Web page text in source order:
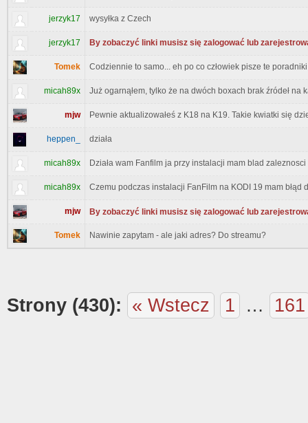
jerzyk17 wysyłka z Czech
jerzyk17 By zobaczyć linki musisz się zalogować lub
Tomek Codziennie to samo... eh po co człowiek pisze te
micah89x Już ogarnąłem, tylko że na dwóch boxach brak źródeł na
mjw Pewnie aktualizowałeś z K18 na K19. Takie kwiatki się
heppen_ działa
micah89x Działa wam Fanfilm ja przy instalacji mam blad
micah89x Czemu podczas instalacji FanFilm na KODI 19 mam błąd
mjw By zobaczyć linki musisz się zalogować lub
Tomek Nawinie zapytam - ale jaki adres? Do streamu?
Strony (430): « Wstecz 1 … 161